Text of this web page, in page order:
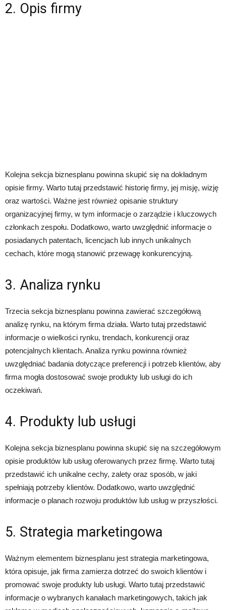
2. Opis firmy
Kolejna sekcja biznesplanu powinna skupić się na dokładnym
opisie firmy. Warto tutaj przedstawić historię firmy, jej misję, wizję
oraz wartości. Ważne jest również opisanie struktury
organizacyjnej firmy, w tym informacje o zarządzie i kluczowych
członkach zespołu. Dodatkowo, warto uwzględnić informacje o
posiadanych patentach, licencjach lub innych unikalnych
cechach, które mogą stanowić przewagę konkurencyjną.
3. Analiza rynku
Trzecia sekcja biznesplanu powinna zawierać szczegółową
analizę rynku, na którym firma działa. Warto tutaj przedstawić
informacje o wielkości rynku, trendach, konkurencji oraz
potencjalnych klientach. Analiza rynku powinna również
uwzględniać badania dotyczące preferencji i potrzeb klientów, aby
firma mogła dostosować swoje produkty lub usługi do ich
oczekiwań.
4. Produkty lub usługi
Kolejna sekcja biznesplanu powinna skupić się na szczegółowym
opisie produktów lub usług oferowanych przez firmę. Warto tutaj
przedstawić ich unikalne cechy, zalety oraz sposób, w jaki
spełniają potrzeby klientów. Dodatkowo, warto uwzględnić
informacje o planach rozwoju produktów lub usług w przyszłości.
5. Strategia marketingowa
Ważnym elementem biznesplanu jest strategia marketingowa,
która opisuje, jak firma zamierza dotrzeć do swoich klientów i
promować swoje produkty lub usługi. Warto tutaj przedstawić
informacje o wybranych kanałach marketingowych, takich jak